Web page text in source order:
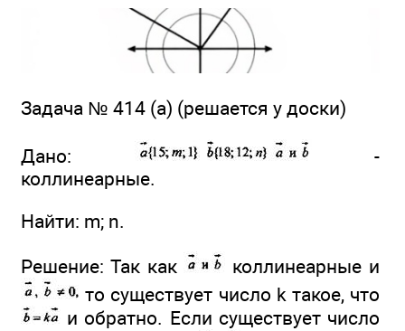
Задача № 414 (а) (решается у доски)
Дано:
-
коллинеарные.
Найти: m; n.
Решение: Так как
коллинеарные и
то существует число k такое, что
и обратно. Если существует число